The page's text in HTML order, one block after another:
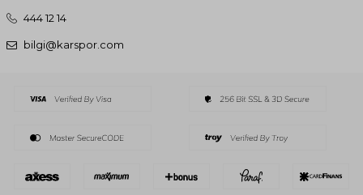
444 12 14
bilgi@karspor.com